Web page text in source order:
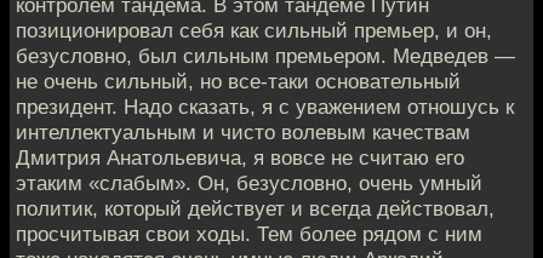
контролем тандема. В этом тандеме Путин
позиционировал себя как сильный премьер, и он,
безусловно, был сильным премьером. Медведев —
не очень сильный, но все-таки основательный
президент. Надо сказать, я с уважением отношусь к
интеллектуальным и чисто волевым качествам
Дмитрия Анатольевича, я вовсе не считаю его
этаким «слабым». Он, безусловно, очень умный
политик, который действует и всегда действовал,
просчитывая свои ходы. Тем более рядом с ним